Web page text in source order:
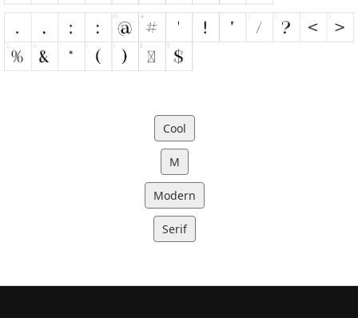
Cool
M
Modern
Serif